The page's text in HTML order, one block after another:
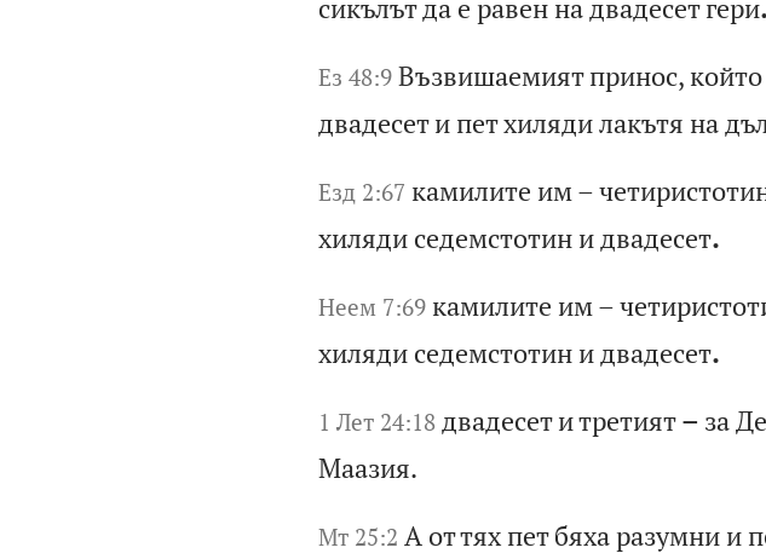
сикълътда е равен надвадесетгери.
Ез 48:9 Възвишаемиятпринос,който
двадесетипетхилядилакътя надъ
Езд 2:67 камилите им–четиристот
хиляди седемстотин идвадесет.
Неем 7:69 камилите им–четиристот
хиляди седемстотин идвадесет.
1 Лет 24:18 двадесетитретият– за Де
Маазия.
Мт 25:2 А оттяхпетбяхаразумни и